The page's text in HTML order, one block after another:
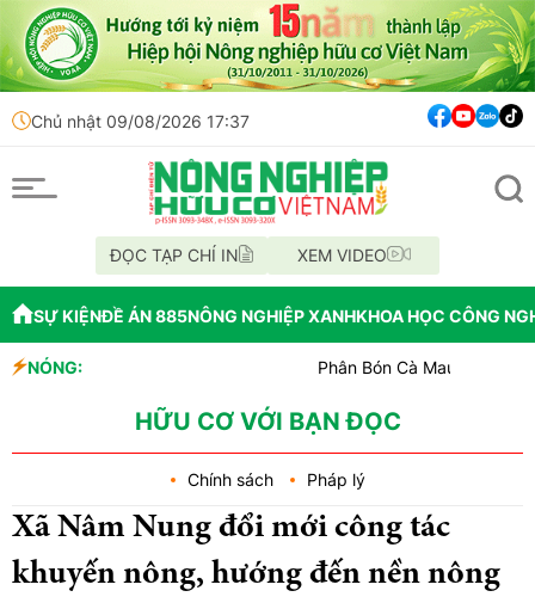
Chủ nhật 09/08/2026 17:37
ĐỌC TẠP CHÍ IN XEM VIDEO
SỰ KIỆNĐỀ ÁN 885NÔNG NGHIỆP XANHKHOA HỌC CÔNG
NÓNG:
Phân Bón Cà Mau đồng hành với
Mùa xanh trên cánh đồng Mường
HỮU CƠ VỚI BẠN ĐỌC
Chính sách Pháp lý
Xã Nâm Nung đổi mới công tác
khuyến nông, hướng đến nền nông